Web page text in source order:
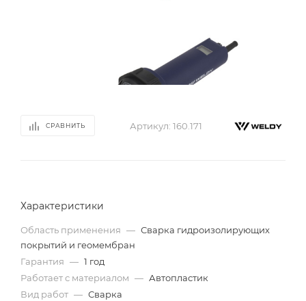
СРАВНИТЬ Артикул: 160.171
Характеристики
Область применения — Сварка гидроизолирующих
покрытий и геомембран
Гарантия — 1 год
Работает с материалом — Автопластик
Вид работ — Сварка